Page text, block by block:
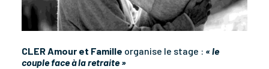
CLER Amour et Famille organise le stage : « le
couple face à la retraite »